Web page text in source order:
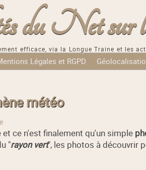
du Net sur
efficace, via la Longue Traine et les
Légales et RGPD
météo
ce n'est finalement qu'un simple
"rayon vert", les photos à découvrir